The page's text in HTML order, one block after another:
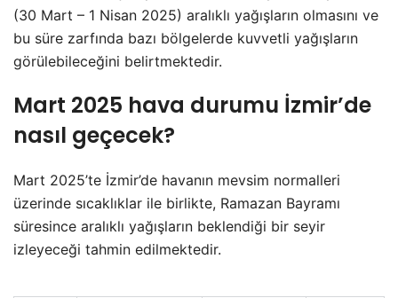
(30 Mart – 1 Nisan 2025) aralıklı yağışların olmasını ve
bu süre zarfında bazı bölgelerde kuvvetli yağışların
görülebileceğini belirtmektedir.
Mart 2025 hava durumu İzmir’de
nasıl geçecek?
Mart 2025’te İzmir’de havanın mevsim normalleri
üzerinde sıcaklıklar ile birlikte, Ramazan Bayramı
süresince aralıklı yağışların beklendiği bir seyir
izleyeceği tahmin edilmektedir.